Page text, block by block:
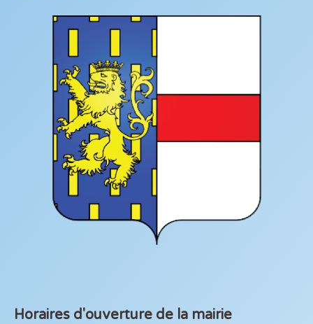
Horaires d'ouverture de la mairie